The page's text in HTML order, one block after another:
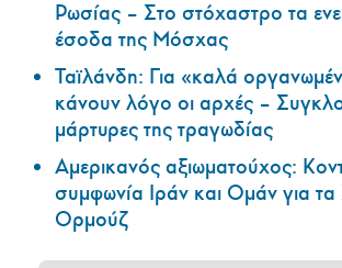
Ρωσίας – Στο στόχαστρο τα
έσοδα της Μόσχας
Ταϊλάνδη: Για «καλά
κάνουν λόγο οι αρχές –
μάρτυρες της τραγωδίας
Αμερικανός αξιωματούχος:
συμφωνία Ιράν και Ομάν για τα
Ορμούζ